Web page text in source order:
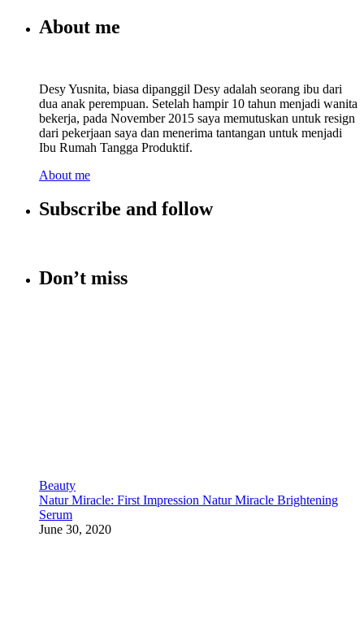
About me
Desy Yusnita, biasa dipanggil Desy adalah seorang ibu dari
dua anak perempuan. Setelah hampir 10 tahun menjadi wanita
bekerja, pada November 2015 saya memutuskan untuk resign
dari pekerjaan saya dan menerima tantangan untuk menjadi
Ibu Rumah Tangga Produktif.
About me
Subscribe and follow
Don’t miss
Beauty
Natur Miracle: First Impression Natur Miracle Brightening
Serum
June 30, 2020